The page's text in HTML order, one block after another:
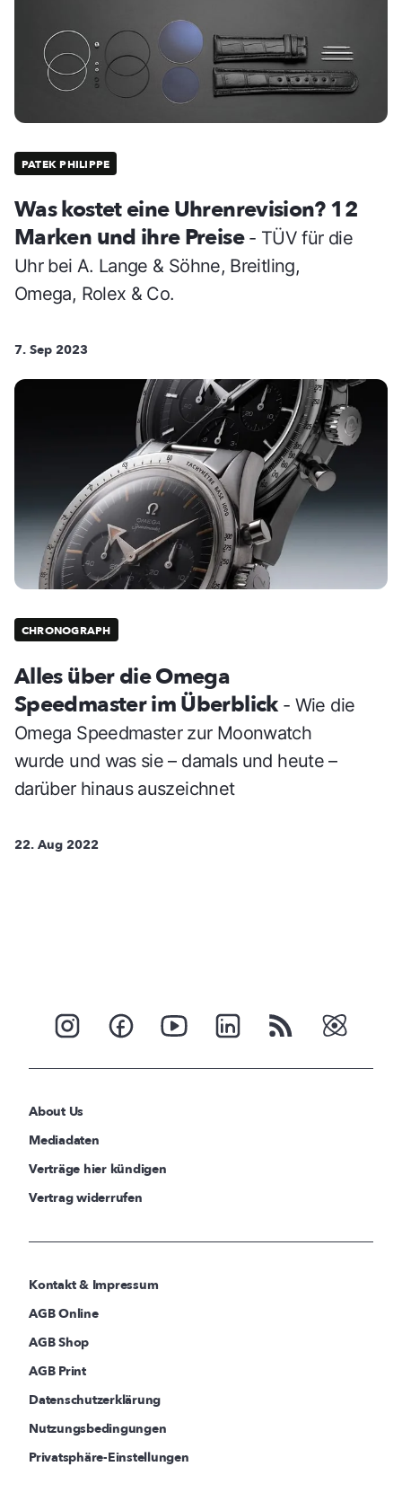
PATEK PHILIPPE
Was kostet eine Uhrenrevision? 12
Marken und ihre Preise - TÜV für die
Uhr bei A. Lange & Söhne, Breitling,
Omega, Rolex & Co.
7. Sep 2023
CHRONOGRAPH
Alles über die Omega
Speedmaster im Überblick - Wie die
Omega Speedmaster zur Moonwatch
wurde und was sie – damals und heute –
darüber hinaus auszeichnet
22. Aug 2022
About Us
Mediadaten
Verträge hier kündigen
Vertrag widerrufen
Kontakt & Impressum
AGB Online
AGB Shop
AGB Print
Datenschutzerklärung
Nutzungsbedingungen
Privatsphäre-Einstellungen